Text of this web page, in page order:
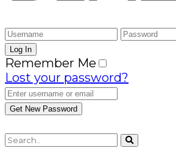
Remember Me
Lost your password?